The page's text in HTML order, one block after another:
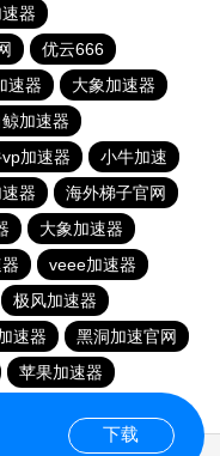
器
优云666
速器
大象加速器
鲸加速器
加速器
小牛加速
器
海外梯子官网
大象加速器
veee加速器
极风加速器
速器
黑洞加速官网
苹果加速器
下载